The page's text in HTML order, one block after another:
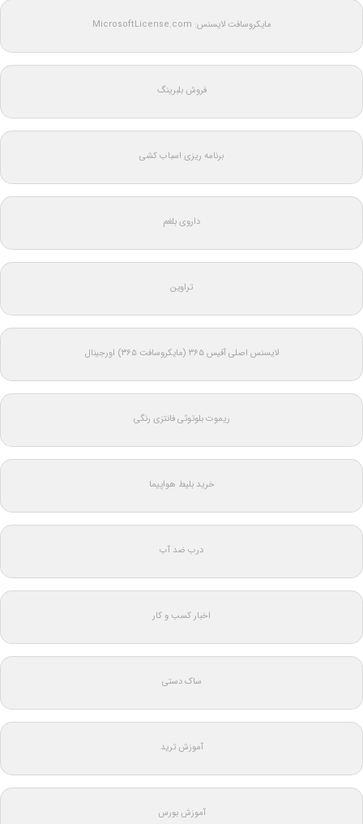
مایکروسافت لایسنس: MicrosoftLicense.com
فروش بلبرینگ
برنامه ریزی اسباب کشی
داروی بلغم
تراوین
لایسنس اصلی آفیس ۳۶۵ (مایکروسافت ۳۶۵) اورجینال
ریموت بلوتوثی فانتزی رنگی
خرید بلیط هواپیما
درب ضد آب
اخبار کسب و کار
ساک دستی
آموزش ترید
آموزش بورس